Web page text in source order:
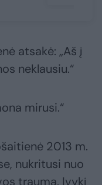
atsakė: „Aš į
neklausiu.“
mirusi.“
2013 m.
nukritusi nuo
traumą. Įvykį